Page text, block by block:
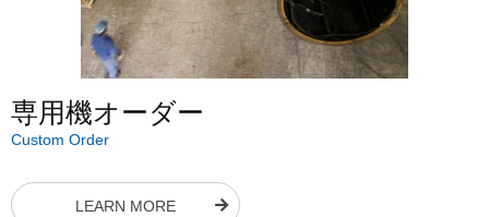
専用機オーダー
Custom Order
LEARN MORE